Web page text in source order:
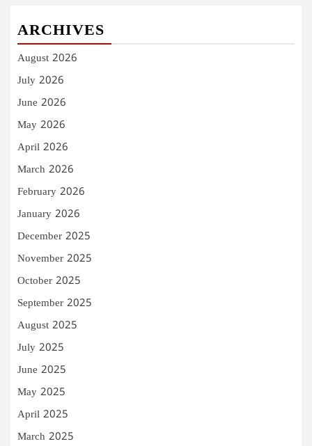
ARCHIVES
August 2026
July 2026
June 2026
May 2026
April 2026
March 2026
February 2026
January 2026
December 2025
November 2025
October 2025
September 2025
August 2025
July 2025
June 2025
May 2025
April 2025
March 2025